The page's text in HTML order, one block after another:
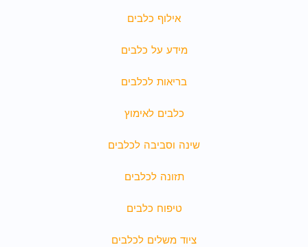
אילוף כלבים
מידע על כלבים
בריאות לכלבים
כלבים לאימוץ
שינה וסביבה לכלבים
תזונה לכלבים
טיפוח כלבים
ציוד משלים לכלבים